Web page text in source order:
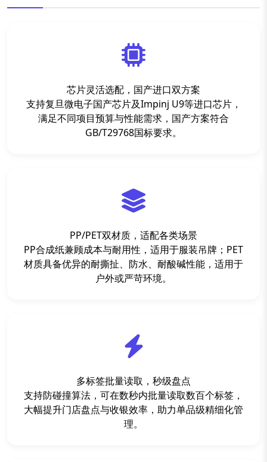
芯片灵活选配，国产进口双方案
支持复旦微电子国产芯片及Impinj U9等进口芯片，
满足不同项目预算与性能需求，国产方案符合
GB/T29768国标要求。
PP/PET双材质，适配各类场景
PP合成纸兼顾成本与耐用性，适用于服装吊牌；PET
材质具备优异的耐撕扯、防水、耐酸碱性能，适用于
户外或严苛环境。
多标签批量读取，秒级盘点
支持防碰撞算法，可在数秒内批量读取数百个标签，
大幅提升门店盘点与收银效率，助力单品级精细化管
理。